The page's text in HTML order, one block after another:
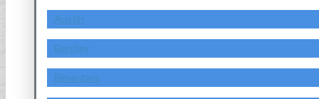
Austin
Bentley
Bimantara